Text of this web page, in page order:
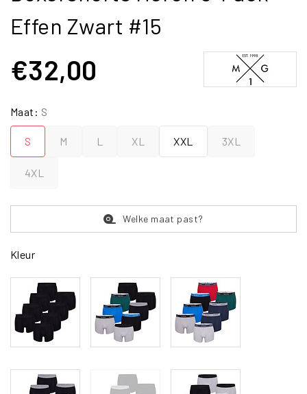
Effen Zwart #15
€32,00
Maat: S
S M L XL XXL 3XL
4XL
Welke maat past?
Kleur